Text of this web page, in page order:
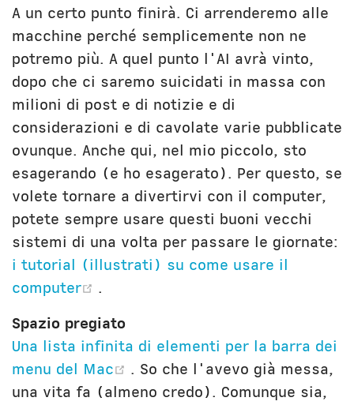
A un certo punto finirà. Ci arrenderemo alle
macchine perché semplicemente non ne
potremo più. A quel punto l'AI avrà vinto,
dopo che ci saremo suicidati in massa con
milioni di post e di notizie e di
considerazioni e di cavolate varie pubblicate
ovunque. Anche qui, nel mio piccolo, sto
esagerando (e ho esagerato). Per questo, se
volete tornare a divertirvi con il computer,
potete sempre usare questi buoni vecchi
sistemi di una volta per passare le giornate:
i tutorial (illustrati) su come usare il
computer
(opens new window)
.
Spazio pregiato
Una lista infinita di elementi per la barra dei
menu del Mac
(opens new window)
. So che l'avevo già messa,
una vita fa (almeno credo). Comunque sia,